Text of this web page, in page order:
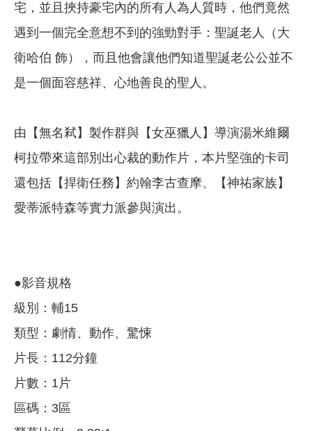
宅，並且挾持豪宅內的所有人為人質時，他們竟然
遇到一個完全意想不到的強勁對手：聖誕老人（大
衛哈伯 飾），而且他會讓他們知道聖誕老公公並不
是一個面容慈祥、心地善良的聖人。
由【無名弒】製作群與【女巫獵人】導演湯米維爾
柯拉帶來這部別出心裁的動作片，本片堅強的卡司
還包括【捍衛任務】約翰李古查摩、【神祐家族】
愛蒂派特森等實力派參與演出。
●影音規格
級別：輔15
類型：劇情、動作、驚悚
片長：112分鐘
片數：1片
區碼：3區